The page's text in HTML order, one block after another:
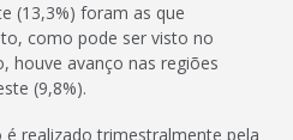
(13,3%) foram as que
como pode ser visto no
houve avanço nas regiões
(9,8%).
realizado trimestralmente pela